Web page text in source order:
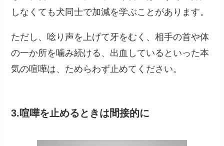
しなくても犬同士で加減を学ぶことがあります。
ただし、唸り声を上げて牙をむく、相手の首や体
の一か所を噛み続ける、出血しているといった本
気の喧嘩は、ためらわず止めてください。
3.喧嘩を止めるときは間接的に